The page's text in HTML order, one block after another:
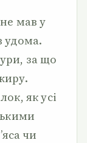
мав у
удома.
за що
як усі
чи